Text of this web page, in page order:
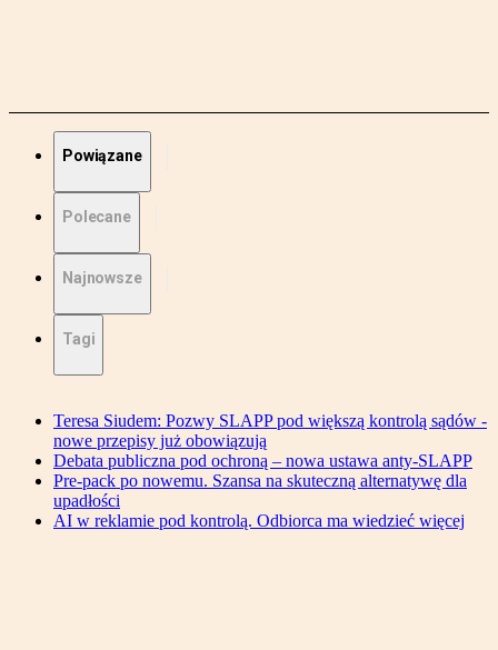
Powiązane
Polecane
Najnowsze
Tagi
Teresa Siudem: Pozwy SLAPP pod większą kontrolą sądów -
nowe przepisy już obowiązują
Debata publiczna pod ochroną – nowa ustawa anty-SLAPP
Pre-pack po nowemu. Szansa na skuteczną alternatywę dla
upadłości
AI w reklamie pod kontrolą. Odbiorca ma wiedzieć więcej